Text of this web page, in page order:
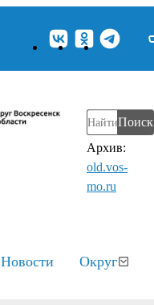
Поиск
Архив:
old.vos-
mo.ru
Новости Округ